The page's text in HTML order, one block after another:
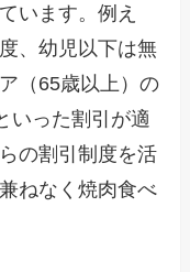
います。例え
、幼児以下は無
（65歳以上）の
いった割引が適
の割引制度を活
ねなく焼肉食べ